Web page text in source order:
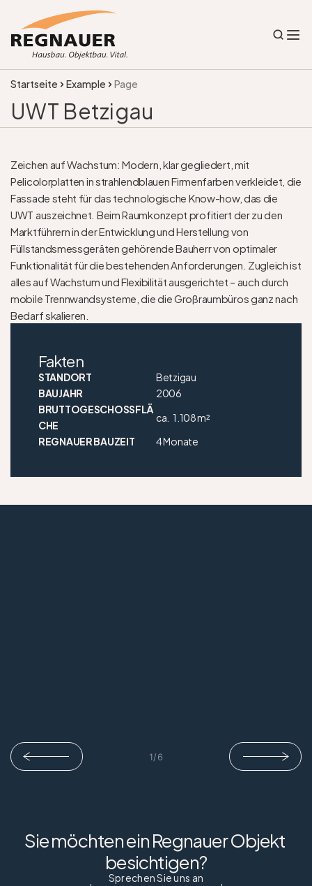
Startseite Example Page
UWT Betzigau
Zeichen auf Wachstum: Modern, klar gegliedert, mit
Pelicolorplatten in strahlendblauen Firmenfarben verkleidet, die
Fassade steht für das technologische Know-how, das die
UWT auszeichnet. Beim Raumkonzept profitiert der zu den
Marktführern in der Entwicklung und Herstellung von
Füllstandsmessgeräten gehörende Bauherr von optimaler
Funktionalität für die bestehenden Anforderungen. Zugleich ist
alles auf Wachstum und Flexibilität ausgerichtet – auch durch
mobile Trennwandsysteme, die die Großraumbüros ganz nach
Bedarf skalieren.
Fakten
STANDORT
Betzigau
BAUJAHR
2006
BRUTTOGESCHOSSFLÄ
CHE
ca. 1.108 m²
REGNAUER BAUZEIT
4 Monate
1/6
Sie möchten ein Regnauer Objekt
besichtigen?
Sprechen Sie uns an